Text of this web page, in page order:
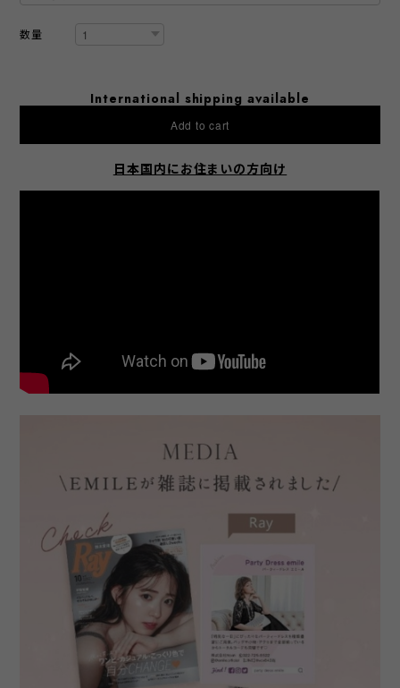
数量
International shipping available
Add to cart
日本国内にお住まいの方向け